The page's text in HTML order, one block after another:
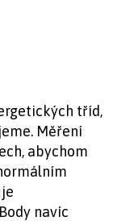
tříd,
Měření
abychom
navíc